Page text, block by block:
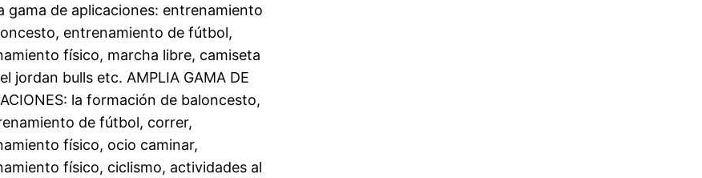
gama de aplicaciones: entrenamiento
entrenamiento de fútbol,
físico, marcha libre, camiseta
jordan bulls etc. AMPLIA GAMA DE
la formación de baloncesto,
de fútbol, correr,
físico, ocio caminar,
físico, ciclismo, actividades al